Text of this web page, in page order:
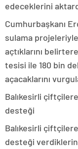
edeceklerini
Cumhurbaşkanı
sulama
açtıklarını
tesisi ile 180 bin
açacaklarını
Balıkesirli
desteği
Balıkesirli
desteği